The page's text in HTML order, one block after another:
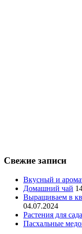
Свежие записи
Вкусный и
Домашний чай
Выращиваем в
04.07.2024
Растения для
Пасхальные